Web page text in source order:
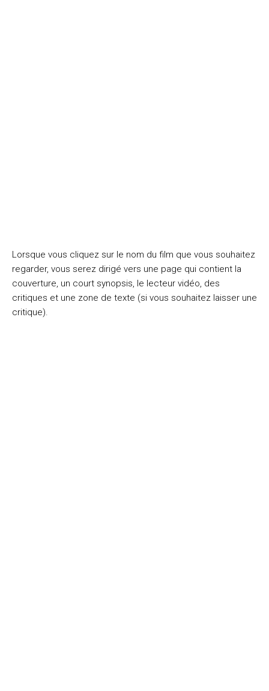
Lorsque vous cliquez sur le nom du film que vous souhaitez
regarder, vous serez dirigé vers une page qui contient la
couverture, un court synopsis, le lecteur vidéo, des
critiques et une zone de texte (si vous souhaitez laisser une
critique).